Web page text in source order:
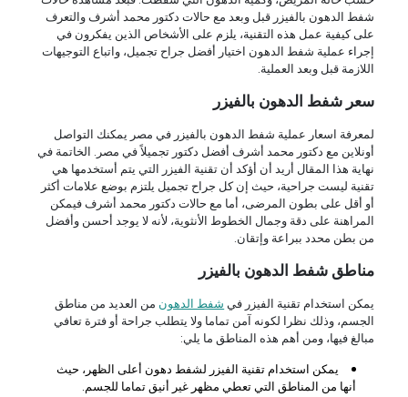
شفط الدهون بالفيزر قبل وبعد مع حالات دكتور محمد أشرف والتعرف
على كيفية عمل هذه التقنية، يلزم على الأشخاص الذين يفكرون في
إجراء عملية شفط الدهون اختيار أفضل جراح تجميل، واتباع التوجيهات
اللازمة قبل وبعد العملية.
سعر شفط الدهون بالفيزر
لمعرفة اسعار عملية شفط الدهون بالفيزر في مصر يمكنك التواصل
أونلاين مع دكتور محمد أشرف أفضل دكتور تجميلاً في مصر. الخاتمة في
نهاية هذا المقال أريد أن أؤكد أن تقنية الفيزر التي يتم أستخدمها هي
تقنية ليست جراحية، حيث إن كل جراح تجميل يلتزم بوضع علامات أكثر
أو أقل على بطون المرضى، أما مع حالات دكتور محمد أشرف فيمكن
المراهنة على دقة وجمال الخطوط الأنثوية، لأنه لا يوجد أحسن وأفضل
من بطن محدد ببراعة وإتقان.
مناطق شفط الدهون بالفيزر
يمكن استخدام تقنية الفيزر في شفط الدهون من العديد من مناطق
الجسم، وذلك نظرا لكونه آمن تماما ولا يتطلب جراحة أو فترة تعافي
مبالغ فيها، ومن أهم هذه المناطق ما يلي:
يمكن استخدام تقنية الفيزر لشفط دهون أعلى الظهر، حيث
أنها من المناطق التي تعطي مظهر غير أنيق تماما للجسم.